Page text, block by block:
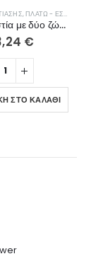
,ΠΛΑΤΏ - ΕΣΤΊΕΣ ΨΗΣΊΜΑΤΟΣ
Επαγωγική εστία με δύο ζώνες ADVENTYS GLN2 3000 F
€
ΣΤΟ ΚΑΛΆΘΙ